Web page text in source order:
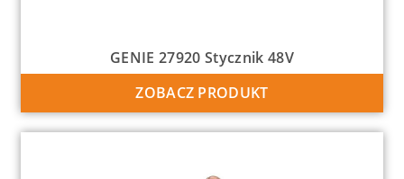
GENIE 27920 Stycznik 48V
ZOBACZ PRODUKT